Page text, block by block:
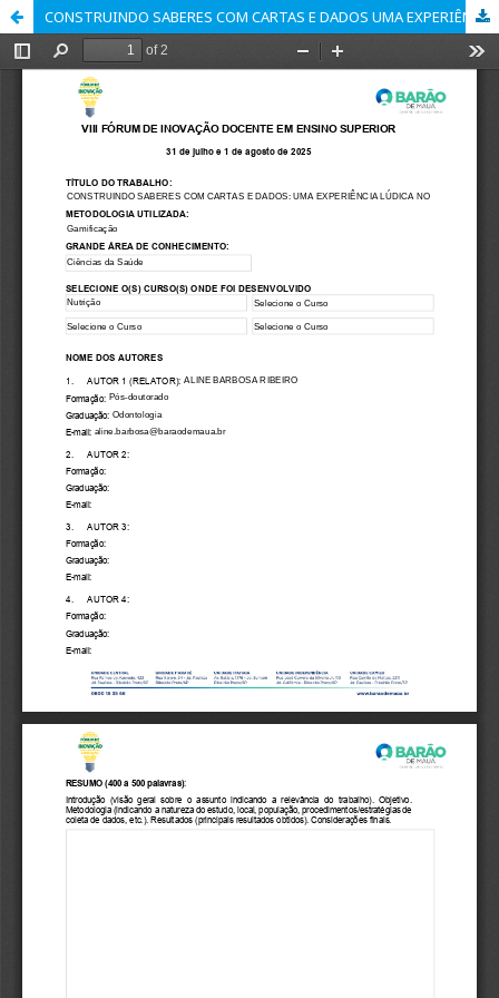
CONSTRUINDO SABERES COM CARTAS E DADOS UMA EXPERIÊNCIA LÚDICA NO ENSINO DE CITOLOGIA